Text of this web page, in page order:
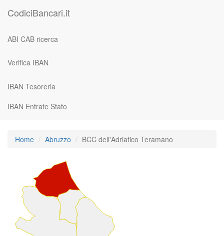
CodiciBancari.it
ABI CAB ricerca
Verifica IBAN
IBAN Tesoreria
IBAN Entrate Stato
Home Abruzzo BCC dell'Adriatico Teramano